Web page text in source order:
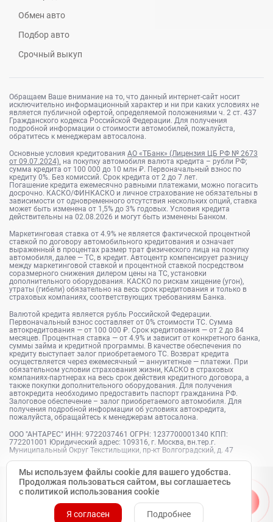
Обмен авто
Подбор авто
Срочный выкуп
Обращаем Ваше внимание на то, что данный интернет-сайт носит
исключительно информационный характер и ни при каких условиях не
является публичной офертой, определяемой положениями ч. 2 ст. 437
Гражданского кодекса Российской Федерации. Для получения
подробной информации о стоимости автомобилей, пожалуйста,
обратитесь к менеджерам автосалона.
Основные условия кредитования АО «ТБанк» (Лицензия ЦБ РФ № 2673
от 09.07.2024). на покупку автомобиля валюта кредита – рубли РФ;
сумма кредита от 100 000 до 10 млн ₽. Первоначальный взнос по
кредиту 0%. Без комиссий. Срок кредита от 2 до 7 лет.
Погашение кредита ежемесячно равными платежами, можно погасить
досрочно. КАСКО/ФИНКАСКО и личное страхование не обязательны в
зависимости от одновременного отсутствия нескольких опций, ставка
может быть изменена от 1,5% до 3% годовых. Условия кредита
действительны на 02.08.2026 и могут быть изменены Банком.
Маркетинговая ставка от 4.9% не является фактической процентной
ставкой по договору автомобильного кредитования и означает
выраженный в процентах размер трат физического лица на покупку
автомобиля, далее — ТС, в кредит. Автоцентр компенсирует разницу
между маркетинговой ставкой и процентной ставкой посредством
соразмерного снижения дилером цены на ТС, установки
дополнительного оборудования. КАСКО по рискам хищение (угон),
утраты (гибели) обязательно на весь срок кредитования и только в
страховых компаниях, соответствующих требованиям Банка.
Валютой кредита является рубль Российской Федерации.
Первоначальный взнос составляет от 0% стоимости ТС. Сумма
автокредитования — от 100 000 ₽. Срок кредитования — от 2 до 84
месяцев. Процентная ставка — от 4.9% и зависит от конкретного банка,
суммы займа и кредитной программы. В качестве обеспечения по
кредиту выступает залог приобретаемого ТС. Возврат кредита
осуществляется через ежемесячный — аннуитетные — платежи. При
обязательном условии страхования жизни, КАСКО в страховых
компаниях-партнерах на весь срок действия кредитного договора, а
также покупки дополнительного оборудования. Для получения
автокредита необходимо предоставить паспорт гражданина РФ.
Залоговое обеспечение – залог приобретаемого автомобиля. Для
получения подробной информации об условиях автокредита,
пожалуйста, обращайтесь к менеджерам автосалона.
ООО "АНТАРЕС" ИНН: 9722037461 ОГРН: 1237700001340 КПП:
772201001 Юридический адрес: 109316, г. Москва, вн.тер.г.
Муниципальный Округ Текстильщики, пр-кт Волгоградский, д. 47
Мы используем файлы cookie для вашего удобства.
Продолжая пользоваться сайтом, вы соглашаетесь
с политикой использования cookie
Я согласен Подробнее